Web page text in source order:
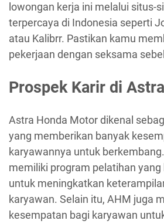
lowongan kerja ini melalui situs-
terpercaya di Indonesia seperti
atau Kalibrr. Pastikan kamu
pekerjaan dengan seksama
Prospek Karir di
Astra Honda Motor dikenal
yang memberikan banyak
karyawannya untuk
memiliki program pelatihan
untuk meningkatkan
karyawan. Selain itu, AHM juga
kesempatan bagi karyawan